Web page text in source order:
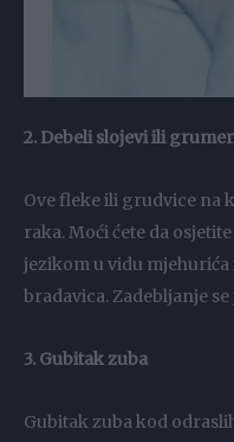
2. Debeli slojevi ili
Ove fleke ili grudvice na
raka. Moći ćete da
jezikom u vidu
bradavica. Zadebljanje
3. Gubitak zuba
Gubitak zuba kod